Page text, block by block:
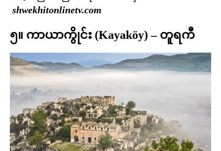
shwekhitonlinetv.com
၅။ ကာယာကွိုင်း (Kayaköy) – တူရကီ